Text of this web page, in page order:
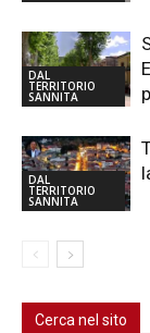
DAL
TERRITORIO
SANNITA
DAL
TERRITORIO
SANNITA
Cerca nel sito